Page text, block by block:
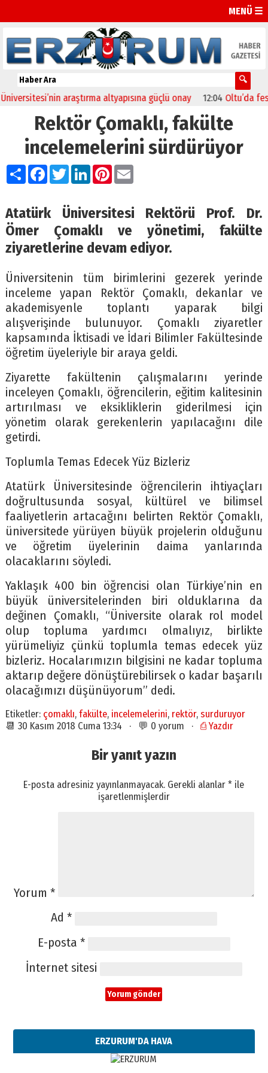
MENÜ ☰
araştırma altyapısına güçlü onay 12:04 Oltu’da
Rektör Çomaklı, fakülte
incelemelerini sürdürüyor
PaylaşFacebook
TwitterLinkedIn
Pinterest
Email
Atatürk Üniversitesi Rektörü Prof. Dr.
Ömer Çomaklı ve yönetimi, fakülte
ziyaretlerine devam ediyor.
Üniversitenin tüm birimlerini gezerek yerinde
inceleme yapan Rektör Çomaklı, dekanlar ve
akademisyenle toplantı yaparak bilgi
alışverişinde bulunuyor. Çomaklı ziyaretler
kapsamında İktisadi ve İdari Bilimler Fakültesinde
öğretim üyeleriyle bir araya geldi.
Ziyarette fakültenin çalışmalarını yerinde
inceleyen Çomaklı, öğrencilerin, eğitim kalitesinin
artırılması ve eksikliklerin giderilmesi için
yönetim olarak gerekenlerin yapılacağını dile
getirdi.
Toplumla Temas Edecek Yüz Bizleriz
Atatürk Üniversitesinde öğrencilerin ihtiyaçları
doğrultusunda sosyal, kültürel ve bilimsel
faaliyetlerin artacağını belirten Rektör Çomaklı,
üniversitede yürüyen büyük projelerin olduğunu
ve öğretim üyelerinin daima yanlarında
olacaklarını söyledi.
Yaklaşık 400 bin öğrencisi olan Türkiye’nin en
büyük üniversitelerinden biri olduklarına da
değinen Çomaklı, “Üniversite olarak rol model
olup topluma yardımcı olmalıyız, birlikte
yürümeliyiz çünkü toplumla temas edecek yüz
bizleriz. Hocalarımızın bilgisini ne kadar topluma
aktarıp değere dönüştürebilirsek o kadar başarılı
olacağımızı düşünüyorum” dedi.
Etiketler: çomaklı, fakülte, incelemelerini, rektör, surduruyor
📆 30 Kasım 2018 Cuma 13:34 · 💬 0 yorum · ⎙ Yazdır
Bir yanıt yazın
E-posta adresiniz yayınlanmayacak. Gerekli alanlar* ile
işaretlenmişlerdir
Yorum *
Ad *
E-posta *
İnternet sitesi
ERZURUM'DA HAVA